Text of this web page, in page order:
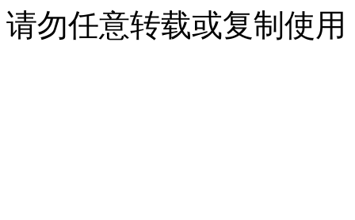
请勿任意转载或复制使用